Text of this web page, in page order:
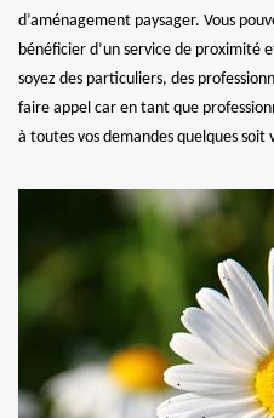
d’aménagement paysager. Vous
bénéficier d’un service de proximité
soyez des particuliers, des
faire appel car en tant que
à toutes vos demandes quelques soit